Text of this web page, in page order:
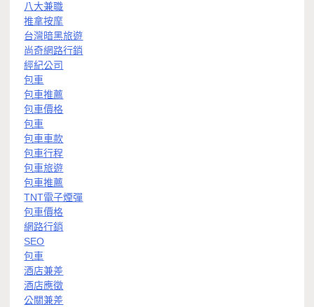
八大兼職
推拿按摩
台灣暗黑旅遊
尚奇網路行銷
經紀公司
包車
包車推薦
包車價格
包車
包車車款
包車行程
包車旅遊
包車推薦
TNT電子煙彈
包車價格
網路行銷
SEO
包車
酒店兼差
酒店應徵
公關兼差